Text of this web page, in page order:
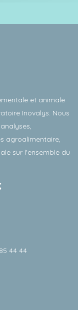
et animale
Inovalys. Nous
agroalimentaire,
sur l'ensemble du
44 44